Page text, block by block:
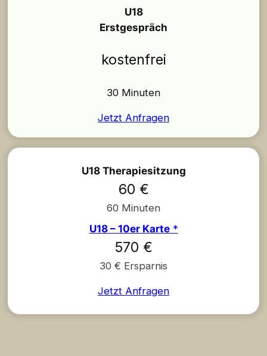
U18
Erstgespräch
kostenfrei
30 Minuten
Jetzt Anfragen
U18 Therapiesitzung
60 €
60 Minuten
U18– 10er Karte*
570 €
30 € Ersparnis
Jetzt Anfragen